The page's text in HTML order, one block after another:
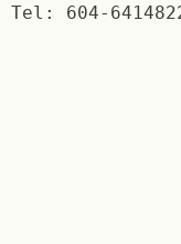
Tel: 604-